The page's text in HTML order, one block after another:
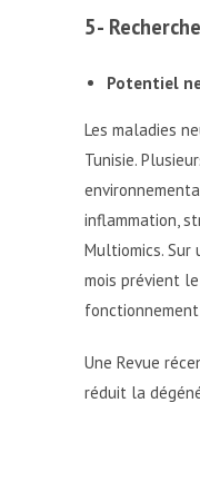
5-
Potentiel
Les maladies
Tunisie.
inflammation,
Multiomics.
mois prévient
Une Revue
réduit la